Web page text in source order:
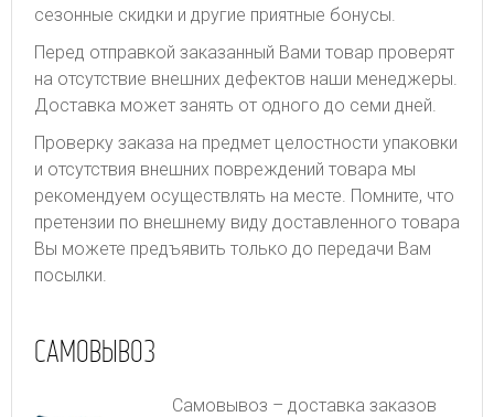
сезонные скидки и другие приятные бонусы.
Перед отправкой заказанный Вами товар проверят
на отсутствие внешних дефектов наши менеджеры.
Доставка может занять от одного до семи дней.
Проверку заказа на предмет целостности упаковки
и отсутствия внешних повреждений товара мы
рекомендуем осуществлять на месте. Помните, что
претензии по внешнему виду доставленного товара
Вы можете предъявить только до передачи Вам
посылки.
САМОВЫВОЗ
Самовывоз – доставка заказов